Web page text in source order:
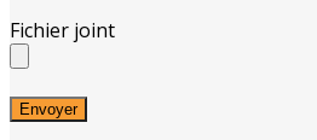
Fichier joint